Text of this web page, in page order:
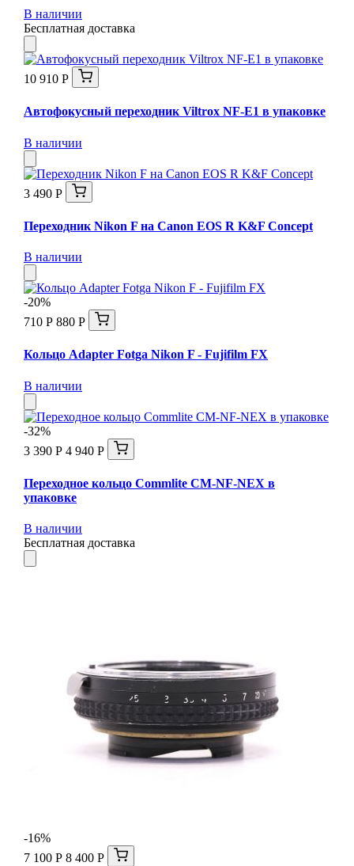
В наличии
Бесплатная доставка
10 910 Р
Автофокусный переходник Viltrox NF-E1 в упаковке
В наличии
3 490 Р
Переходник Nikon F на Canon EOS R K&F Concept
В наличии
-20%
710 Р 880 Р
Кольцо Adapter Fotga Nikon F - Fujifilm FX
В наличии
-32%
3 390 Р 4 940 Р
Переходное кольцо Commlite CM-NF-NEX в
упаковке
В наличии
Бесплатная доставка
-16%
7 100 Р 8 400 Р